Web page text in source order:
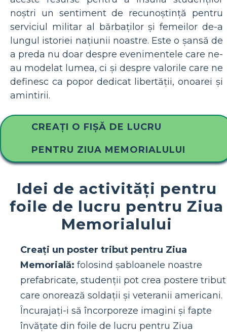
noștri un sentiment de recunoștință pentru
serviciul militar al bărbaților și femeilor de-a
lungul istoriei națiunii noastre. Este o șansă de
a preda nu doar despre evenimentele care ne-
au modelat lumea, ci și despre valorile care ne
definesc ca popor dedicat libertății, onoarei și
amintirii.
CREAȚI O FIȘĂ DE LUCRU
PENTRU ZIUA MEMORIALULUI
Idei de activități pentru
foile de lucru pentru Ziua
Memorialului
Creați un poster tribut pentru Ziua
Memorială: folosind șabloanele noastre
prefabricate, studenții pot crea postere tribut
care onorează soldații și veteranii americani.
Încurajați-i să încorporeze imagini și fapte
învățate din foile de lucru pentru Ziua